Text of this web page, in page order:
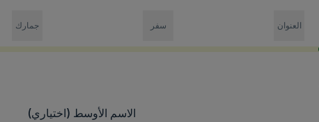
العنوان سفر جمارك
الاسم الأوسط (اختياري)